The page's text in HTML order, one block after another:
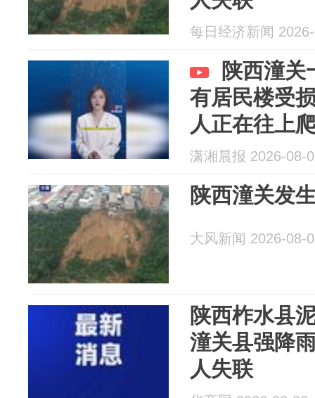
每日经济新闻
陕西潼关
有居民楼受
人正在往上
潇湘晨报 2026-08-
陕西潼关发
大风新闻 2026-08-
陕西柞水县
潼关县强降
人失联